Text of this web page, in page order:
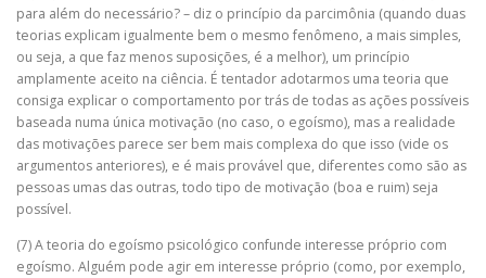
para além do necessário? – diz o princípio da parcimônia (quando duas
teorias explicam igualmente bem o mesmo fenômeno, a mais simples,
ou seja, a que faz menos suposições, é a melhor), um princípio
amplamente aceito na ciência. É tentador adotarmos uma teoria que
consiga explicar o comportamento por trás de todas as ações possíveis
baseada numa única motivação (no caso, o egoísmo), mas a realidade
das motivações parece ser bem mais complexa do que isso (vide os
argumentos anteriores), e é mais provável que, diferentes como são as
pessoas umas das outras, todo tipo de motivação (boa e ruim) seja
possível.
(7) A teoria do egoísmo psicológico confunde interesse próprio com
egoísmo. Alguém pode agir em interesse próprio (como, por exemplo,